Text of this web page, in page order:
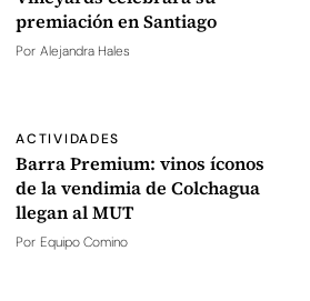
premiación en Santiago
Por Alejandra Hales
ACTIVIDADES
Barra Premium: vinos íconos
de la vendimia de Colchagua
llegan al MUT
Por Equipo Comino